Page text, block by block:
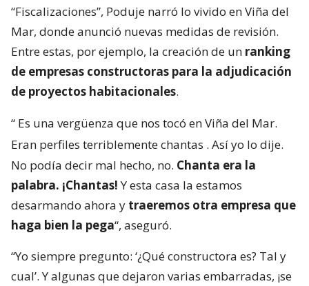
“Fiscalizaciones”, Poduje narró lo vivido en Viña del
Mar, donde anunció nuevas medidas de revisión.
Entre estas, por ejemplo, la creación de un ranking
de empresas constructoras para la adjudicación
de proyectos habitacionales.
“ Es una vergüenza que nos tocó en Viña del Mar.
Eran perfiles terriblemente chantas . Así yo lo dije.
No podía decir mal hecho, no. Chanta era la
palabra. ¡Chantas!Y esta casa la estamos
desarmando ahora y traeremos otra empresa que
haga bien la pega“, aseguró.
“Yo siempre pregunto: ‘¿Qué constructora es? Tal y
cual’. Y algunas que dejaron varias embarradas, ¡se